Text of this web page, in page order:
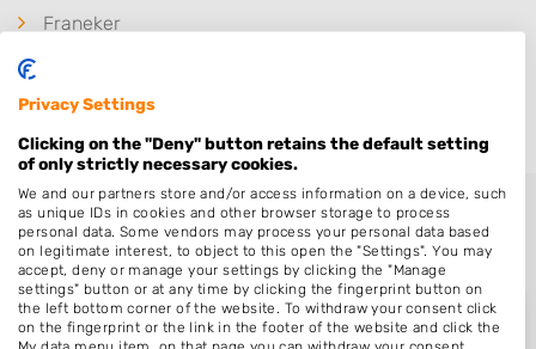
Franeker
Hitzum
Privacy Settings
Clicking on the "Deny" button retains the default setting
of only strictly necessary cookies.
We and our partners store and/or access information on a device, such
as unique IDs in cookies and other browser storage to process
personal data. Some vendors may process your personal data based
on legitimate interest, to object to this open the "Settings". You may
accept, deny or manage your settings by clicking the "Manage
settings" button or at any time by clicking the fingerprint button on
the left bottom corner of the website. To withdraw your consent click
on the fingerprint or the link in the footer of the website and click the